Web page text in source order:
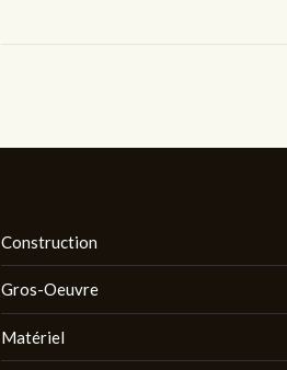
Construction
Gros-Oeuvre
Matériel